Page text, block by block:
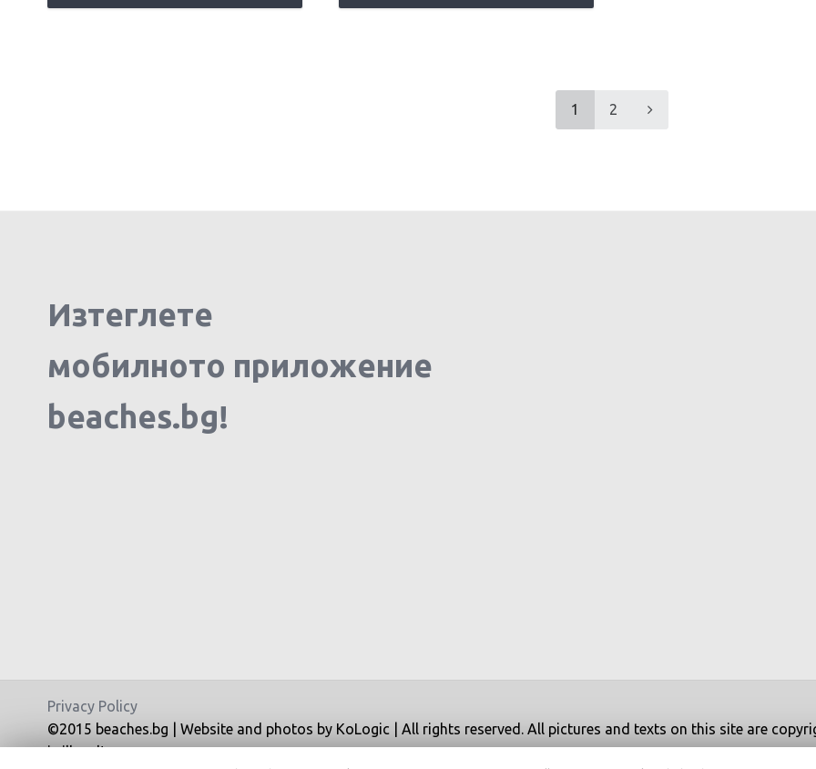
1 2
Изтеглете
мобилното приложение
beaches.bg!
Privacy Policy
©2015 beaches.bg | Website and photos by KoLogic | All rights reserved. All pictures and texts on this site are
is illegal!